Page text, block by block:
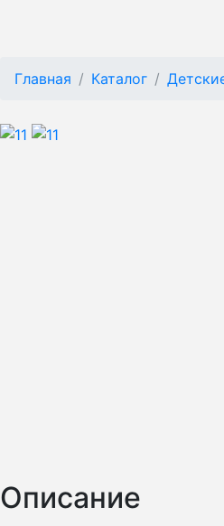
Главная Каталог
Описание